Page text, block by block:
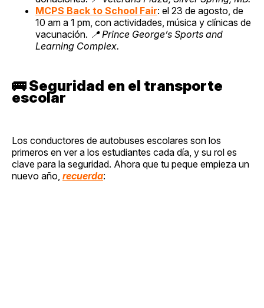
MCPS Back to School Fair: el 23 de agosto, de
10 am a 1 pm, con actividades, música y clínicas de
vacunación. 📍 Prince George’s Sports and
Learning Complex.
🚌Seguridad en el transporte
escolar
Los conductores de autobuses escolares son los
primeros en ver a los estudiantes cada día, y su rol es
clave para la seguridad. Ahora que tu peque empieza un
nuevo año, recuerda: